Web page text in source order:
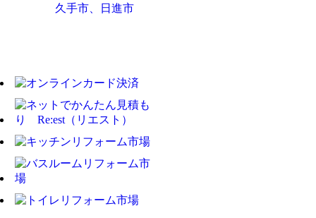
久手市、日進市